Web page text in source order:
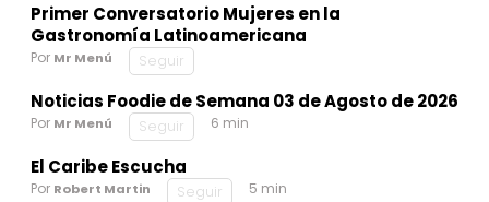
Primer Conversatorio Mujeres en la
Gastronomía Latinoamericana
Por Mr Menú Seguir
Noticias Foodie de Semana 03 de Agosto de 2026
Por Mr Menú Seguir 6 min
El Caribe Escucha
Por Robert Martin Seguir 5 min